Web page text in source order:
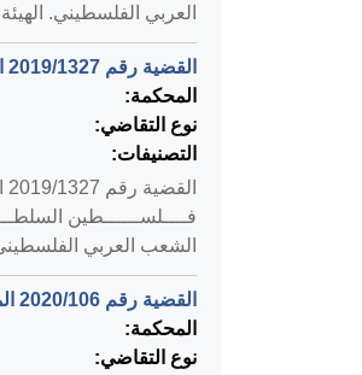
العربي الفلسطيني.
القضية رقم ‎1327‏/‎2019‏ المنعقدة في محكمة النقض بتاريخ ‎2020-01-12‏
المحكمة:
نوع التقاضي:
التصنيفات:
فــــلســــــطين
الشعب العربي الفلسطيني
القضية رقم ‎106‏/‎2020‏ المنعقدة في محكمة النقض بتاريخ ‎2020-06-07‏
المحكمة:
نوع التقاضي: